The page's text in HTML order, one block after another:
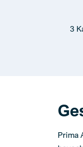
3
Prima